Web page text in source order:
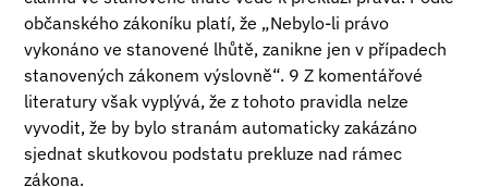
občanského zákoníku platí, že „Nebylo-li právo
vykonáno ve stanovené lhůtě, zanikne jen v případech
stanovených zákonem výslovně“. 9 Z komentářové
literatury však vyplývá, že z tohoto pravidla nelze
vyvodit, že by bylo stranám automaticky zakázáno
sjednat skutkovou podstatu prekluze nad rámec
zákona.